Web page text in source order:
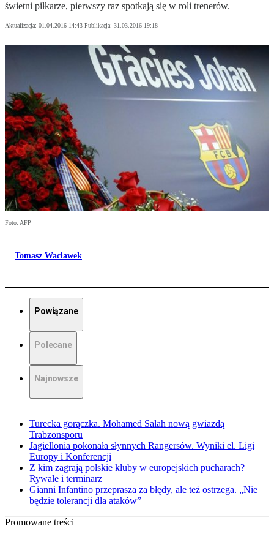
świetni piłkarze, pierwszy raz spotkają się w roli trenerów.
Aktualizacja: 01.04.2016 14:43 Publikacja: 31.03.2016 19:18
Foto: AFP
Tomasz Wacławek
Powiązane
Polecane
Najnowsze
Turecka gorączka. Mohamed Salah nową gwiazdą
Trabzonsporu
Jagiellonia pokonała słynnych Rangersów. Wyniki el. Ligi
Europy i Konferencji
Z kim zagrają polskie kluby w europejskich pucharach?
Rywale i terminarz
Gianni Infantino przeprasza za błędy, ale też ostrzega. „Nie
będzie tolerancji dla ataków”
Promowane treści